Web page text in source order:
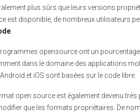
plus sûrs que leurs versions
est disponible, de nombreux utilisateurs
.
opensource ont un
dans le domaine des applications
et iOS sont basées sur le code libre.
open source est également devenu
que les formats propriétaires. De